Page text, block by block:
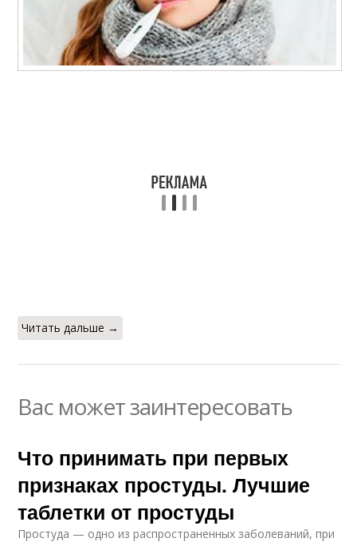
Читать дальше →
Вас может заинтересовать
Что принимать при первых
признаках простуды. Лучшие
таблетки от простуды
Простуда — одно из распространенных заболеваний, при